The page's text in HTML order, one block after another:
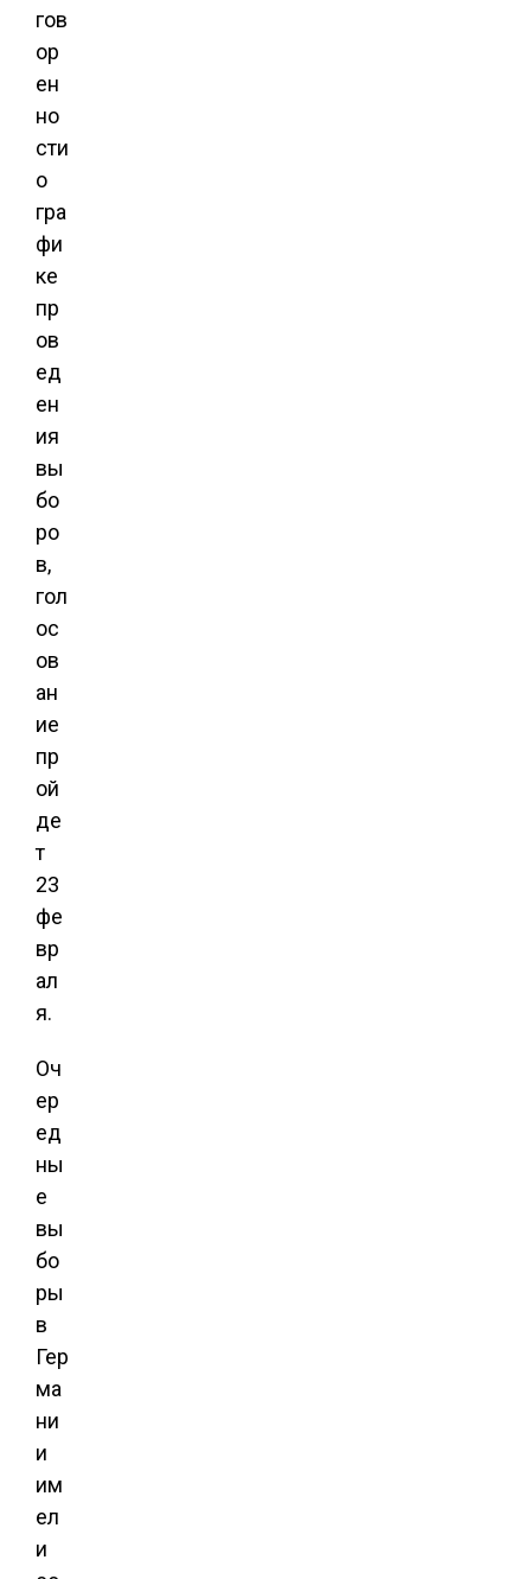
гов
ор
ен
но
сти
о
гра
фи
ке
пр
ов
ед
ен
ия
вы
бо
ро
в,
гол
ос
ов
ан
ие
пр
ой
де
т
23
фе
вр
ал
я.
Оч
ер
ед
ны
е
вы
бо
ры
в
Гер
ма
ни
и
им
ел
и